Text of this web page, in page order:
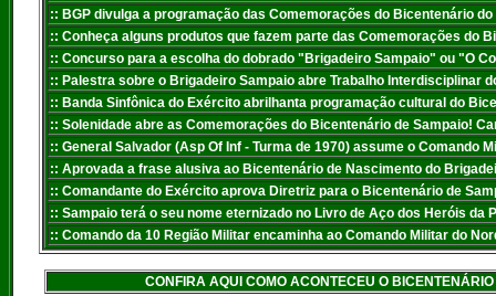
:: BGP divulga a programação das Comemorações do Bicentenário
:: Conheça alguns produtos que fazem parte das Comemorações do
:: Concurso para a escolha do dobrado "Brigadeiro Sampaio" ou "O
:: Palestra sobre o Brigadeiro Sampaio abre Trabalho Interdisciplinar
:: Banda Sinfônica do Exército abrilhanta programação cultural do
:: Solenidade abre as Comemorações do Bicentenário de Sampaio!
:: General Salvador (Asp Of Inf - Turma de 1970) assume o Comando
:: Aprovada a frase alusiva ao Bicentenário de Nascimento do
:: Comandante do Exército aprova Diretriz para o Bicentenário de
:: Sampaio terá o seu nome eternizado no Livro de Aço dos Heróis da
:: Comando da 10 Região Militar encaminha ao Comando Militar do
CONFIRA AQUI COMO ACONTECEU O